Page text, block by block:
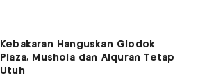
Kebakaran Hanguskan Glodok
Plaza, Mushola dan Alquran Tetap
Utuh